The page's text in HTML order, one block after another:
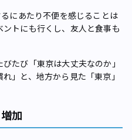
にあたり不便を感じることは
トにも行くし、友人と食事も
たび「東京は大丈夫なのか」
」と、地方から見た「東京」
加